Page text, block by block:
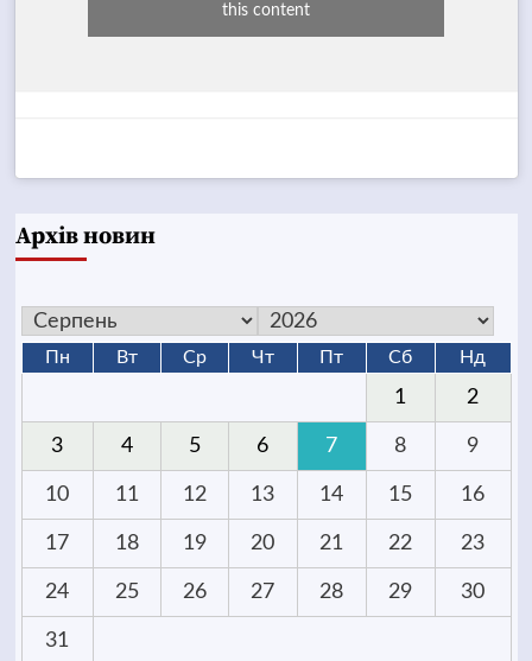
this content
Архів новин
Пн Вт Ср Чт Пт Сб Нд
1 2
3 4 5 6 7 8 9
10 11 12 13 14 15 16
17 18 19 20 21 22 23
24 25 26 27 28 29 30
31